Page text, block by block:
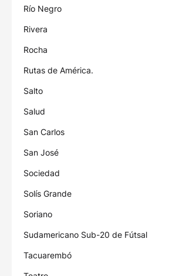
Río Negro
Rivera
Rocha
Rutas de América.
Salto
Salud
San Carlos
San José
Sociedad
Solís Grande
Soriano
Sudamericano Sub-20 de Fútsal
Tacuarembó